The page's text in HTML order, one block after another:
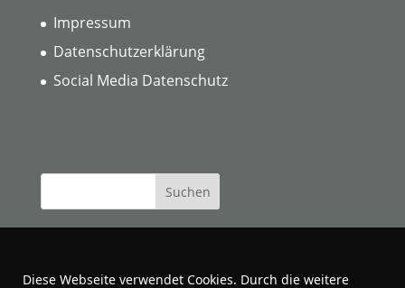
Impressum
Datenschutzerklärung
Social Media Datenschutz
Diese Webseite verwendet Cookies. Durch die weitere